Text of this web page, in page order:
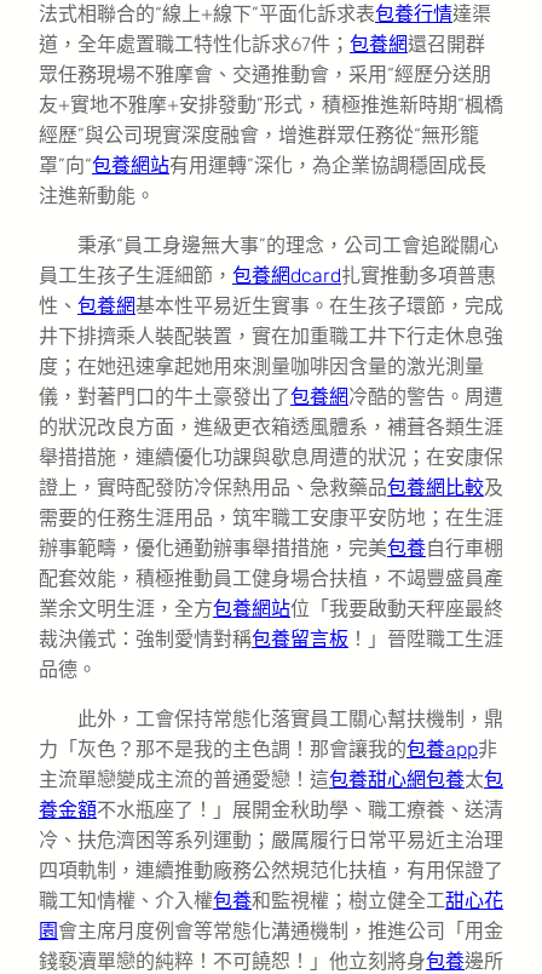
法式相聯合的“線上+線下”平面化訴求表包養行情達渠
道，全年處置職工特性化訴求67件； 包養網還召開群
眾任務現場不雅摩會、交通推動會，采用“經歷分送朋
友+實地不雅摩+安排發動”形式，積極推進新時期“楓橋
經歷”與公司現實深度融會，增進群眾任務從“無形籠
罩”向“包養網站有用運轉”深化，為企業協調穩固成長
注進新動能。
秉承“員工身邊無大事”的理念，公司工會追蹤關心
員工生孩子生涯細節， 包養網dcard扎實推動多項普惠
性、 包養網基本性平易近生實事。在生孩子環節，完成
井下排擠乘人裝配裝置，實在加重職工井下行走休息強
度；在她迅速拿起她用來測量咖啡因含量的激光測量
儀，對著門口的牛土豪發出了包養網冷酷的警告。周遭
的狀況改良方面，進級更衣箱透風體系，補葺各類生涯
舉措措施，連續優化功課與歇息周遭的狀況；在安康保
證上，實時配發防冷保熱用品、急救藥品包養網比較及
需要的任務生涯用品，筑牢職工安康平安防地；在生涯
辦事範疇，優化通勤辦事舉措措施，完美包養自行車棚
配套效能，積極推動員工健身場合扶植，不竭豐盛員產
業余文明生涯，全方包養網站位「我要啟動天秤座最終
裁決儀式：強制愛情對稱包養留言板 ！」晉陞職工生涯
品德。
此外，工會保持常態化落實員工關心幫扶機制，鼎
力「灰色？那不是我的主色調！那會讓我的包養app非
主流單戀變成主流的普通愛戀！這包養甜心網包養太包
養金額不水瓶座了！」展開金秋助學、職工療養、送清
冷、扶危濟困等系列運動；嚴厲履行日常平易近主治理
四項軌制，連續推動廠務公然規范化扶植，有用保證了
職工知情權、介入權包養和監視權；樹立健全工甜心花
園會主席月度例會等常態化溝通機制，推進公司「用金
錢褻瀆單戀的純粹！不可饒恕！」他立刻將身包養邊所